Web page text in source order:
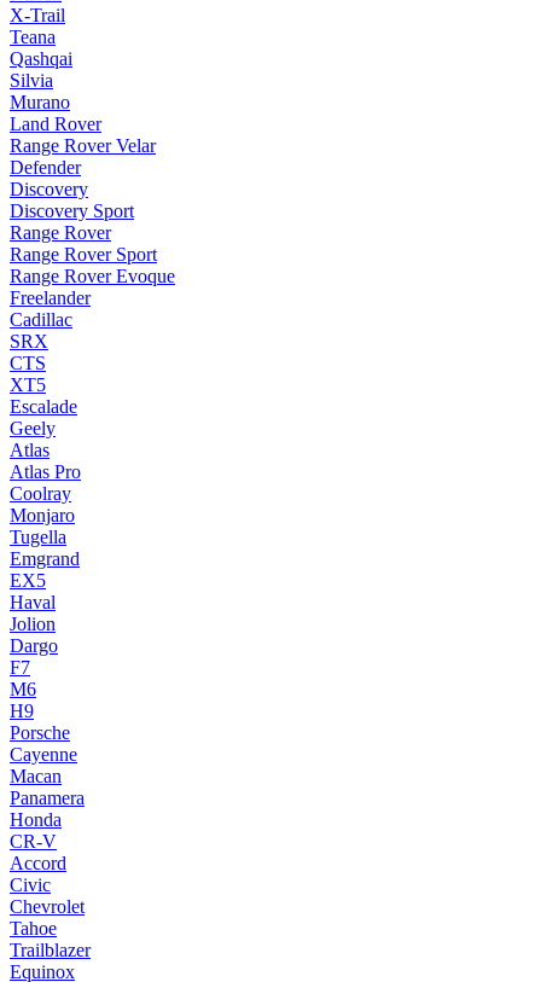
X-Trail
Teana
Qashqai
Silvia
Murano
Land Rover
Range Rover Velar
Defender
Discovery
Discovery Sport
Range Rover
Range Rover Sport
Range Rover Evoque
Freelander
Cadillac
SRX
CTS
XT5
Escalade
Geely
Atlas
Atlas Pro
Coolray
Monjaro
Tugella
Emgrand
EX5
Haval
Jolion
Dargo
F7
M6
H9
Porsche
Cayenne
Macan
Panamera
Honda
CR-V
Accord
Civic
Chevrolet
Tahoe
Trailblazer
Equinox